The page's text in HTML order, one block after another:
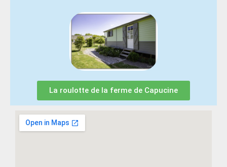
La roulotte de la ferme de Capucine